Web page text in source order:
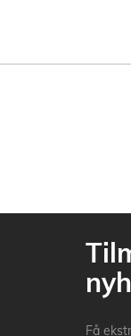
Få